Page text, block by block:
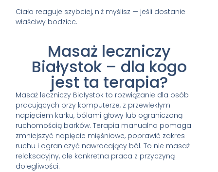
Ciało reaguje szybciej, niż myślisz — jeśli dostanie
właściwy bodziec.
Masaż leczniczy
Białystok – dla kogo
jest ta terapia?
Masaż leczniczy Białystok to rozwiązanie dla osób
pracujących przy komputerze, z przewlekłym
napięciem karku, bólami głowy lub ograniczoną
ruchomością barków. Terapia manualna pomaga
zmniejszyć napięcie mięśniowe, poprawić zakres
ruchu i ograniczyć nawracający ból. To nie masaż
relaksacyjny, ale konkretna praca z przyczyną
dolegliwości.